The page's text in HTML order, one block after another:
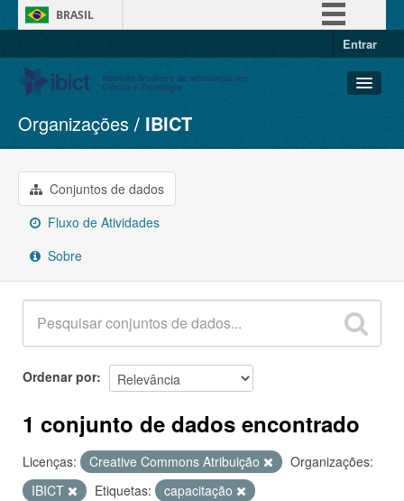
BRASIL
Entrar
Conjuntos de dados
Organizações
Grupos
Sobre
Organizações IBICT
Conjuntos de dados
Fluxo de Atividades
Sobre
Ordenar por
1 conjunto de dados encontrado
Licenças: Creative Commons Atribuição
Organizações:
IBICT
Etiquetas:
capacitação